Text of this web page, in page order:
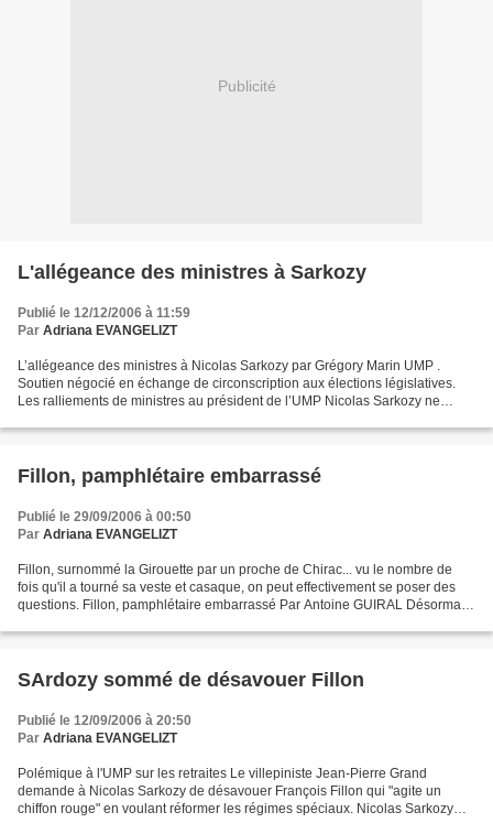
Publicité
L'allégeance des ministres à Sarkozy
Publié le 12/12/2006 à 11:59
Par Adriana EVANGELIZT
L’allégeance des ministres à Nicolas Sarkozy par Grégory Marin UMP .
Soutien négocié en échange de circonscription aux élections législatives.
Les ralliements de ministres au président de l’UMP Nicolas Sarkozy ne
Fillon, pamphlétaire embarrassé
Publié le 29/09/2006 à 00:50
Par Adriana EVANGELIZT
Fillon, surnommé la Girouette par un proche de Chirac... vu le nombre de
fois qu'il a tourné sa veste et casaque, on peut effectivement se poser des
questions. Fillon, pamphlétaire embarrassé Par Antoine GUIRAL Désormais
SArdozy sommé de désavouer Fillon
Publié le 12/09/2006 à 20:50
Par Adriana EVANGELIZT
Polémique à l'UMP sur les retraites Le villepiniste Jean-Pierre Grand
demande à Nicolas Sarkozy de désavouer François Fillon qui "agite un
chiffon rouge" en voulant réformer les régimes spéciaux. Nicolas Sarkozy